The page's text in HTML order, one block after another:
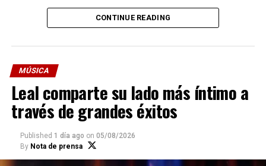
Compartir
Inspirado la admiración que su esposa Andrea
siente por los Backstreet Boys, el sencillo nace
como un guiño al sonido pop romántico que ha
marcado generaciones y que ambos disfrutan.
Con este lanzamiento, Jonathan dedica el tema a
Andrea como una muestra de amor y
agradecimiento por ser su compañera de vida e
inspiración y, al mismo tiempo, brinda un
adelanto de su nuevo álbum, cuyo lanzamiento
CONTINUE READING
MÚSICA
Leal comparte su lado más íntimo a
través de grandes éxitos
Published 1 día ago on 05/08/2026
By Nota de prensa